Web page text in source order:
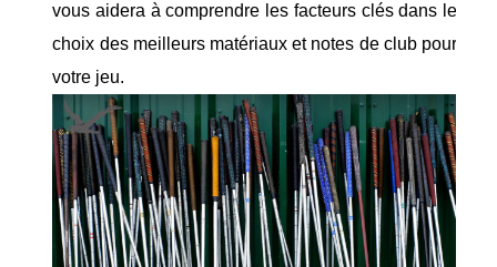
vous aidera à comprendre les facteurs clés dans le
choix des meilleurs matériaux et notes de club pour
votre jeu.